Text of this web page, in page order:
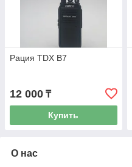
Рация TDX B7
12 000 ₸
Купить
О нас